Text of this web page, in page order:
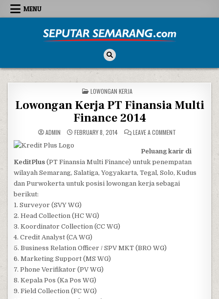
Skip to content
MENU
POSTED IN
LOWONGAN KERJA
Lowongan Kerja PT Finansia Multi
Finance 2014
ADMIN FEBRUARY 8, 2014 LEAVE A COMMENT
Peluang karir di
KeditPlus (PT Finansia Multi Finance) untuk penempatan
wilayah Semarang, Salatiga, Yogyakarta, Tegal, Solo, Kudus
dan Purwokerta untuk posisi lowongan kerja sebagai
berikut:
1. Surveyor (SVY WG)
2. Head Collection (HC WG)
3. Koordinator Collection (CC WG)
4. Credit Analyst (CA WG)
5. Business Relation Officer / SPV MKT (BRO WG)
6. Marketing Support (MS WG)
7. Phone Verifikator (PV WG)
8. Kepala Pos (Ka Pos WG)
9. Field Collection (FC WG)